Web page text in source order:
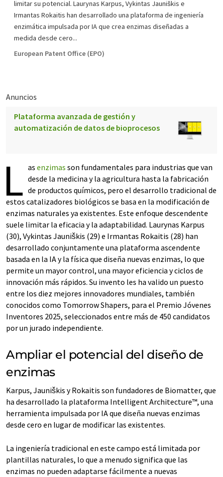
limitar su potencial. Laurynas Karpus, Vykintas Jauniškis e
Irmantas Rokaitis han desarrollado una plataforma de ingeniería
enzimática impulsada por IA que crea enzimas diseñadas a
medida desde cero...
European Patent Office (EPO)
Anuncios
Plataforma avanzada de gestión y
automatización de datos de bioprocesos
L as enzimas son fundamentales para industrias que van
desde la medicina y la agricultura hasta la fabricación
de productos químicos, pero el desarrollo tradicional de
estos catalizadores biológicos se basa en la modificación de
enzimas naturales ya existentes. Este enfoque descendente
suele limitar la eficacia y la adaptabilidad. Laurynas Karpus
(30), Vykintas Jauniškis (29) e Irmantas Rokaitis (28) han
desarrollado conjuntamente una plataforma ascendente
basada en la IA y la física que diseña nuevas enzimas, lo que
permite un mayor control, una mayor eficiencia y ciclos de
innovación más rápidos. Su invento les ha valido un puesto
entre los diez mejores innovadores mundiales, también
conocidos como Tomorrow Shapers, para el Premio Jóvenes
Inventores 2025, seleccionados entre más de 450 candidatos
por un jurado independiente.
Ampliar el potencial del diseño de
enzimas
Karpus, Jauniškis y Rokaitis son fundadores de Biomatter, que
ha desarrollado la plataforma Intelligent Architecture™, una
herramienta impulsada por IA que diseña nuevas enzimas
desde cero en lugar de modificar las existentes.
La ingeniería tradicional en este campo está limitada por
plantillas naturales, lo que a menudo significa que las
enzimas no pueden adaptarse fácilmente a nuevas